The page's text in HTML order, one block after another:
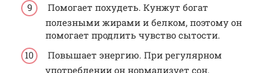
Помогает похудеть. Кунжут богат
полезными жирами и белком, поэтому он
помогает продлить чувство сытости.
Повышает энергию. При регулярном
употреблении он нормализует сон,